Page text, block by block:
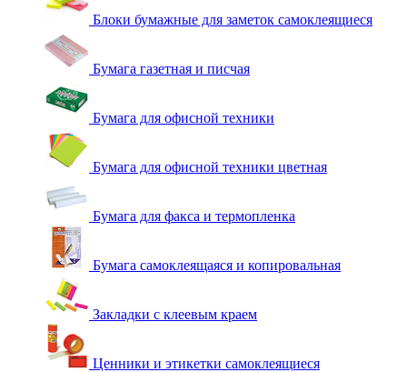
Блоки бумажные для заметок самоклеящиеся
Бумага газетная и писчая
Бумага для офисной техники
Бумага для офисной техники цветная
Бумага для факса и термопленка
Бумага самоклеящаяся и копировальная
Закладки с клеевым краем
Ценники и этикетки самоклеящиеся